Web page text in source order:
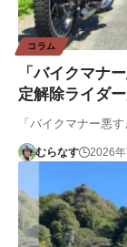
コラム
「バイクマナ
定解除ライダ
「バイクマナー悪
むらなす 2026